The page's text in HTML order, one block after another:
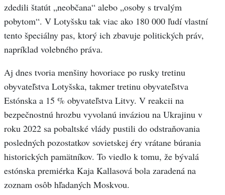
zdedili štatút „neobčana“ alebo „osoby s trvalým
pobytom“. V Lotyšsku tak viac ako 180 000 ľudí vlastní
tento špeciálny pas, ktorý ich zbavuje politických práv,
napríklad volebného práva.
Aj dnes tvoria menšiny hovoriace po rusky tretinu
obyvateľstva Lotyšska, takmer tretinu obyvateľstva
Estónska a 15 % obyvateľstva Litvy. V reakcii na
bezpečnostnú hrozbu vyvolanú inváziou na Ukrajinu v
roku 2022 sa pobaltské vlády pustili do odstraňovania
posledných pozostatkov sovietskej éry vrátane búrania
historických pamätníkov. To viedlo k tomu, že bývalá
estónska premiérka Kaja Kallasová bola zaradená na
zoznam osôb hľadaných Moskvou.